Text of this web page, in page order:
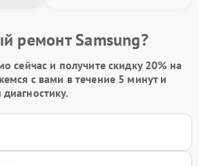
ремонт Samsung?
сейчас и получите скидку 20% на
с вами в течение 5 минут и